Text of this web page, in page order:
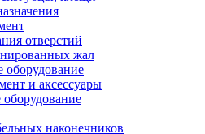
отверстий
жал
оборудование
и аксессуары
оборудование
наконечников